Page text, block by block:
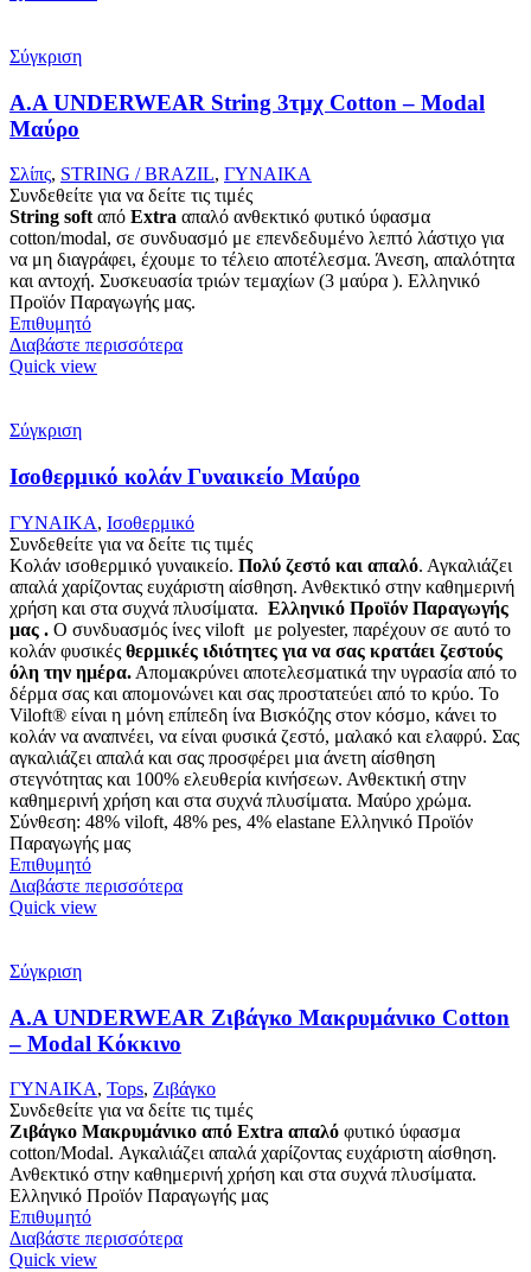
Σύγκριση
Α.A UNDERWEAR String 3τμχ Cotton – Modal
Μαύρο
Σλίπς, STRING / BRAZIL, ΓΥΝΑΙΚΑ
Συνδεθείτε για να δείτε τις τιμές
String soft από Extra απαλό ανθεκτικό φυτικό ύφασμα
cotton/modal, σε συνδυασμό με επενδεδυμένο λεπτό λάστιχο για
να μη διαγράφει, έχουμε το τέλειο αποτέλεσμα. Άνεση, απαλότητα
και αντοχή. Συσκευασία τριών τεμαχίων (3 μαύρα ). Ελληνικό
Προϊόν Παραγωγής μας.
Επιθυμητό
Διαβάστε περισσότερα
Quick view
Σύγκριση
Ισοθερμικό κολάν Γυναικείο Μαύρο
ΓΥΝΑΙΚΑ, Ισοθερμικό
Συνδεθείτε για να δείτε τις τιμές
Κολάν ισοθερμικό γυναικείο. Πολύ ζεστό και απαλό. Αγκαλιάζει
απαλά χαρίζοντας ευχάριστη αίσθηση. Ανθεκτικό στην καθημερινή
χρήση και στα συχνά πλυσίματα. Ελληνικό Προϊόν Παραγωγής
μας . Ο συνδυασμός ίνες viloft με polyester, παρέχουν σε αυτό το
κολάν φυσικές θερμικές ιδιότητες για να σας κρατάει ζεστούς
όλη την ημέρα. Απομακρύνει αποτελεσματικά την υγρασία από το
δέρμα σας και απομονώνει και σας προστατεύει από το κρύο. Το
Viloft® είναι η μόνη επίπεδη ίνα Βισκόζης στον κόσμο, κάνει το
κολάν να αναπνέει, να είναι φυσικά ζεστό, μαλακό και ελαφρύ. Σας
αγκαλιάζει απαλά και σας προσφέρει μια άνετη αίσθηση
στεγνότητας και 100% ελευθερία κινήσεων. Ανθεκτική στην
καθημερινή χρήση και στα συχνά πλυσίματα. Μαύρο χρώμα.
Σύνθεση: 48% viloft, 48% pes, 4% elastane Ελληνικό Προϊόν
Παραγωγής μας
Επιθυμητό
Διαβάστε περισσότερα
Quick view
Σύγκριση
Α.A UNDERWEAR Ζιβάγκο Μακρυμάνικο Cotton
– Modal Κόκκινο
ΓΥΝΑΙΚΑ, Tops, Ζιβάγκο
Συνδεθείτε για να δείτε τις τιμές
Ζιβάγκο Μακρυμάνικο από Extra απαλό φυτικό ύφασμα
cotton/Modal. Αγκαλιάζει απαλά χαρίζοντας ευχάριστη αίσθηση.
Ανθεκτικό στην καθημερινή χρήση και στα συχνά πλυσίματα.
Ελληνικό Προϊόν Παραγωγής μας
Επιθυμητό
Διαβάστε περισσότερα
Quick view